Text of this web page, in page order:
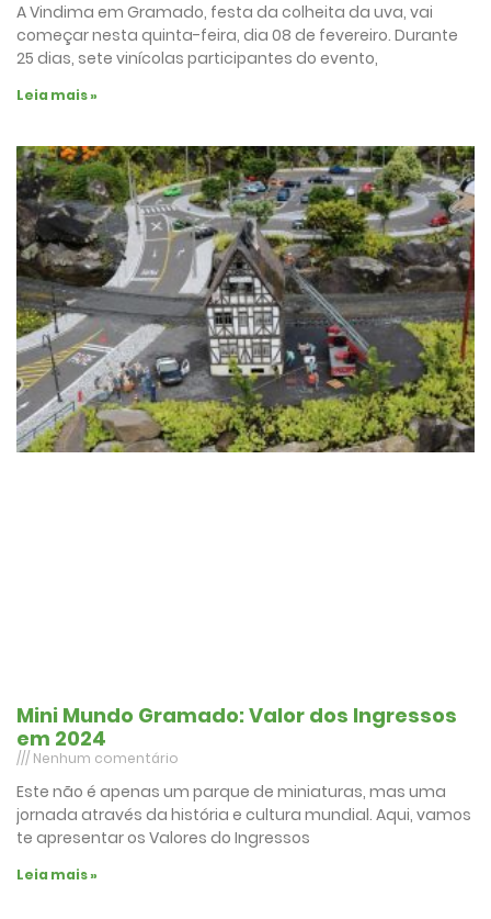
A Vindima em Gramado, festa da colheita da uva, vai
começar nesta quinta-feira, dia 08 de fevereiro. Durante
25 dias, sete vinícolas participantes do evento,
Leia mais »
Mini Mundo Gramado: Valor dos Ingressos
em 2024
Nenhum comentário
Este não é apenas um parque de miniaturas, mas uma
jornada através da história e cultura mundial. Aqui, vamos
te apresentar os Valores do Ingressos
Leia mais »